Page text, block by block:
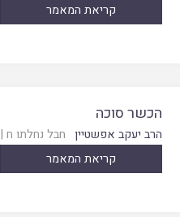
קריאת המאמר
הכשר סוכה
הרב יעקב אפשטיין חבל נחלתו ח |
קריאת המאמר